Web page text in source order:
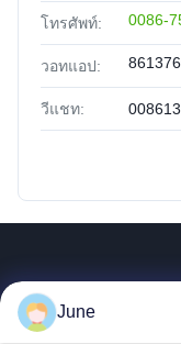
โทรศัพท์: 0086-
วอทแอป:
วีแชท:
June